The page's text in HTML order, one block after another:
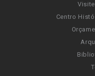
Centro